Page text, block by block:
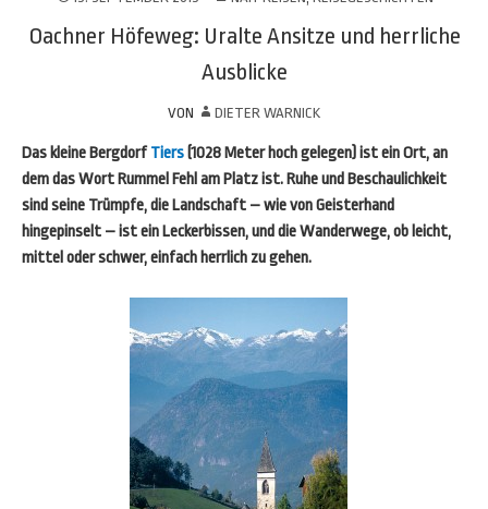
Oachner Höfeweg: Uralte Ansitze und herrliche
Ausblicke
VON DIETER WARNICK
Das kleine BergdorfTiers(1028 Meter hoch gelegen) ist ein Ort, an
dem das Wort Rummel Fehl am Platz ist. Ruhe und Beschaulichkeit
sind seine Trümpfe, die Landschaft – wie von Geisterhand
hingepinselt – ist ein Leckerbissen, und die Wanderwege, ob leicht,
mittel oder schwer, einfach herrlich zu gehen.